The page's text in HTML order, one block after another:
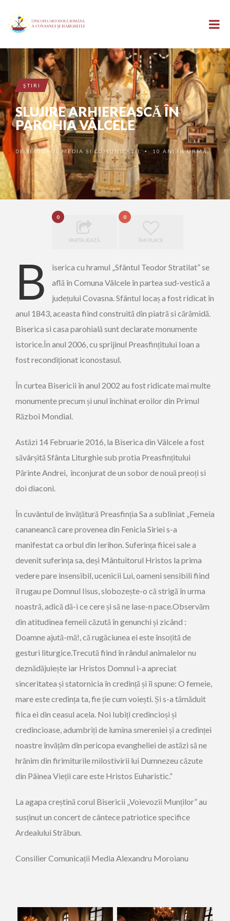
ŞTIRI
SLUJIRE ARHIEREASCĂ ÎN
PAROHIA VÂLCELE
DESECTORUL MEDIA ȘI COMUNICAȚII • 10 ANI ÎN URMĂ
0
PARTAJEAZĂ
0
ÎMI PLACE
B
iserica cu hramul „Sfântul Teodor Stratilat” se
află în Comuna Vâlcele în partea sud-vestică a
județului Covasna. Sfântul locaș a fost ridicat în
anul 1843, aceasta fiind construită din piatră si cărămidă.
Biserica si casa parohială sunt declarate monumente
istorice.În anul 2006, cu sprijinul Preasfințitului Ioan a
fost recondiționat iconostasul.
În curtea Bisericii în anul 2002 au fost ridicate mai multe
monumente precum și unul închinat eroilor din Primul
Război Mondial.
Astăzi 14 Februarie 2016, la Biserica din Vâlcele a fost
săvârșită Sfânta Liturghie sub protia Preasfințitului
Părinte Andrei, înconjurat de un sobor de nouă preoți si
doi diaconi.
În cuvântul de învățătură Preasfinția Sa a subliniat „Femeia
cananeancă care provenea din Fenicia Siriei s-a
manifestat ca orbul din Ierihon. Suferința fiicei sale a
devenit suferința sa, deși Mântuitorul Hristos la prima
vedere pare insensibil, ucenicii Lui, oameni sensibili fiind
îl rugau pe Domnul Iisus, slobozește-o că strigă în urma
noastră, adică dă-i ce cere și să ne lase-n pace.Observăm
din atitudinea femeii căzută în genunchi și zicând :
Doamne ajută-mă!, că rugăciunea ei este însoțită de
gesturi liturgice.Trecută fiind în rândul animalelor nu
deznădăjuiește iar Hristos Domnul i-a apreciat
sinceritatea și statornicia în credință și îi spune: O femeie,
mare este credința ta, fie ție cum voiești. Și s-a tămăduit
fiica ei din ceasul acela. Noi Iubiți credincioși și
credincioase, adumbriți de lumina smereniei și a credinței
noastre învățăm din pericopa evangheliei de astăzi să ne
hrănim din firimiturile milostivirii lui Dumnezeu căzute
din Pâinea Vieții care este Hristos Euharistic.”
La agapa creștină corul Bisericii „Voievozii Munților” au
susținut un concert de cântece patriotice specifice
Ardealului Străbun.
Consilier Comunicații Media Alexandru Moroianu